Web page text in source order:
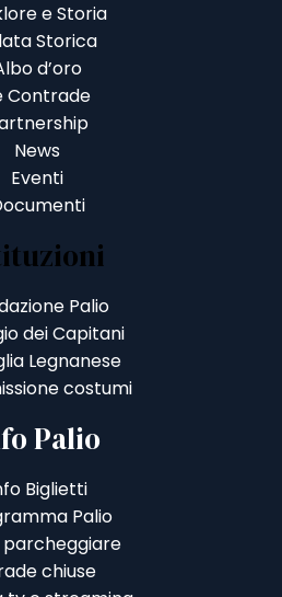
e Storia
Storica
d’oro
Contrade
News
Eventi
Palio
dei Capitani
Legnanese
costumi
Palio
Biglietti
Palio
parcheggiare
chiuse